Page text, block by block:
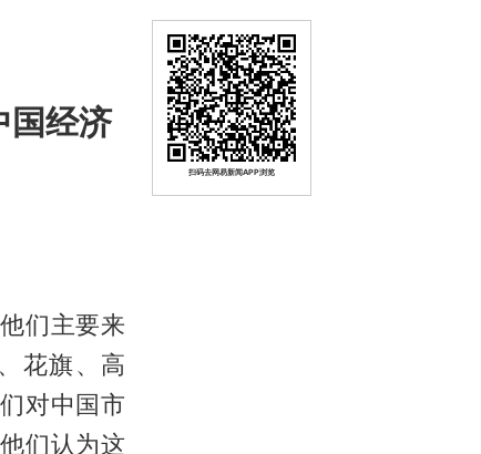
国经济
们主要来
花旗、高
对中国市
们认为这
扫码去网易新闻APP浏览